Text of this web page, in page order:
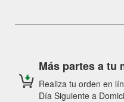
Más partes a tu
Realiza tu orden en
Día Siguiente a